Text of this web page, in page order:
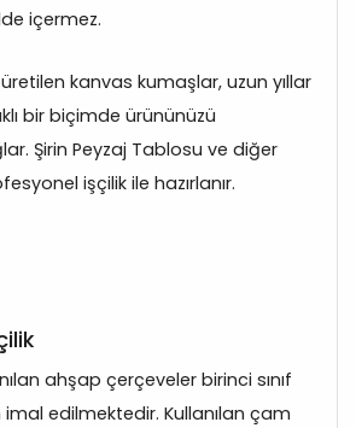
içermez.
kanvas kumaşlar, uzun yıllar
bir biçimde ürününüzü
Şirin Peyzaj Tablosu ve diğer
işçilik ile hazırlanır.
ahşap çerçeveler birinci sınıf
edilmektedir. Kullanılan çam